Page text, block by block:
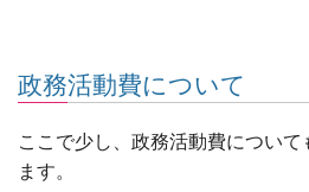
政務活動費について
ここで少し、政務活動費につい
ます。